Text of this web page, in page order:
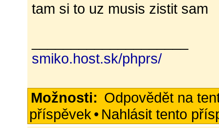
tam si to uz musis zistit sam
smiko.host.sk/phprs/
Možnosti: Odpovědět na
příspěvek • Nahlásit tento